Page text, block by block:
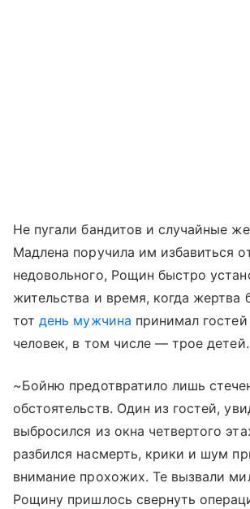
Не пугали бандитов и случайные
Мадлена поручила им избавиться
недовольного, Рощин быстро
жительства и время, когда жертва
тотдень мужчина принимал
человек, в том числе — трое детей.
~Бойню предотвратило лишь
обстоятельств. Один из гостей,
выбросился из окна четвертого
разбился насмерть, крики и шум
внимание прохожих. Те вызвали
Рощину пришлось свернуть